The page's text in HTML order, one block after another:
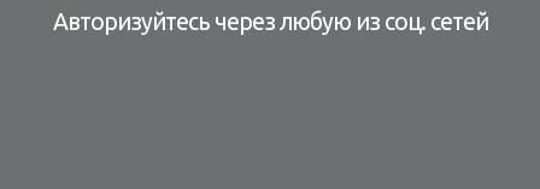
Авторизуйтесь через любую из соц. сетей